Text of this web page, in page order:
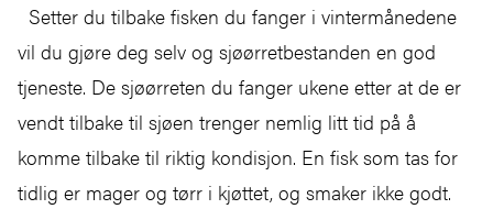
Setter du tilbake fisken du fanger i vintermånedene
vil du gjøre deg selv og sjøørretbestanden en god
tjeneste. De sjøørreten du fanger ukene etter at de er
vendt tilbake til sjøen trenger nemlig litt tid på å
komme tilbake til riktig kondisjon. En fisk som tas for
tidlig er mager og tørr i kjøttet, og smaker ikke godt.